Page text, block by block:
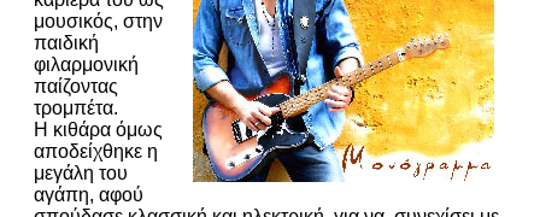
μουσικός, στην
παιδική
φιλαρμονική
παίζοντας
τρομπέτα.
Η κιθάρα όμως
αποδείχθηκε η
μεγάλη του
αγάπη, αφού